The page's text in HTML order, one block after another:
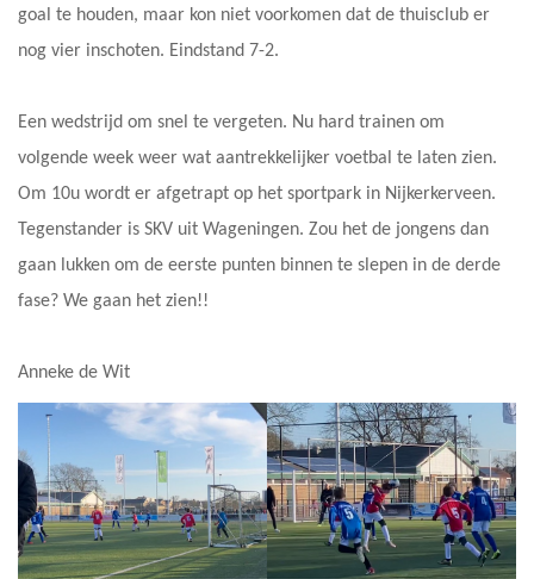
goal te houden, maar kon niet voorkomen dat de thuisclub er
nog vier inschoten. Eindstand 7-2.
Een wedstrijd om snel te vergeten. Nu hard trainen om
volgende week weer wat aantrekkelijker voetbal te laten zien.
Om 10u wordt er afgetrapt op het sportpark in Nijkerkerveen.
Tegenstander is SKV uit Wageningen. Zou het de jongens dan
gaan lukken om de eerste punten binnen te slepen in de derde
fase? We gaan het zien!!
Anneke de Wit